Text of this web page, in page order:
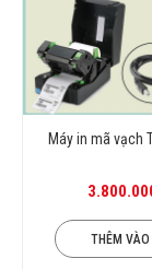
Máy in mã vạch
THÊM VÀO